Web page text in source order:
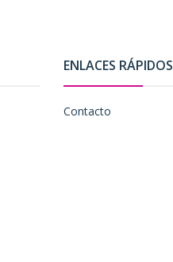
ENLACES RÁPIDOS
Contacto